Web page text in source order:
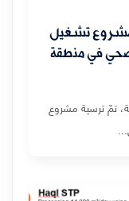
تشغيل
في منطقة
تمّ ترسية مشروع